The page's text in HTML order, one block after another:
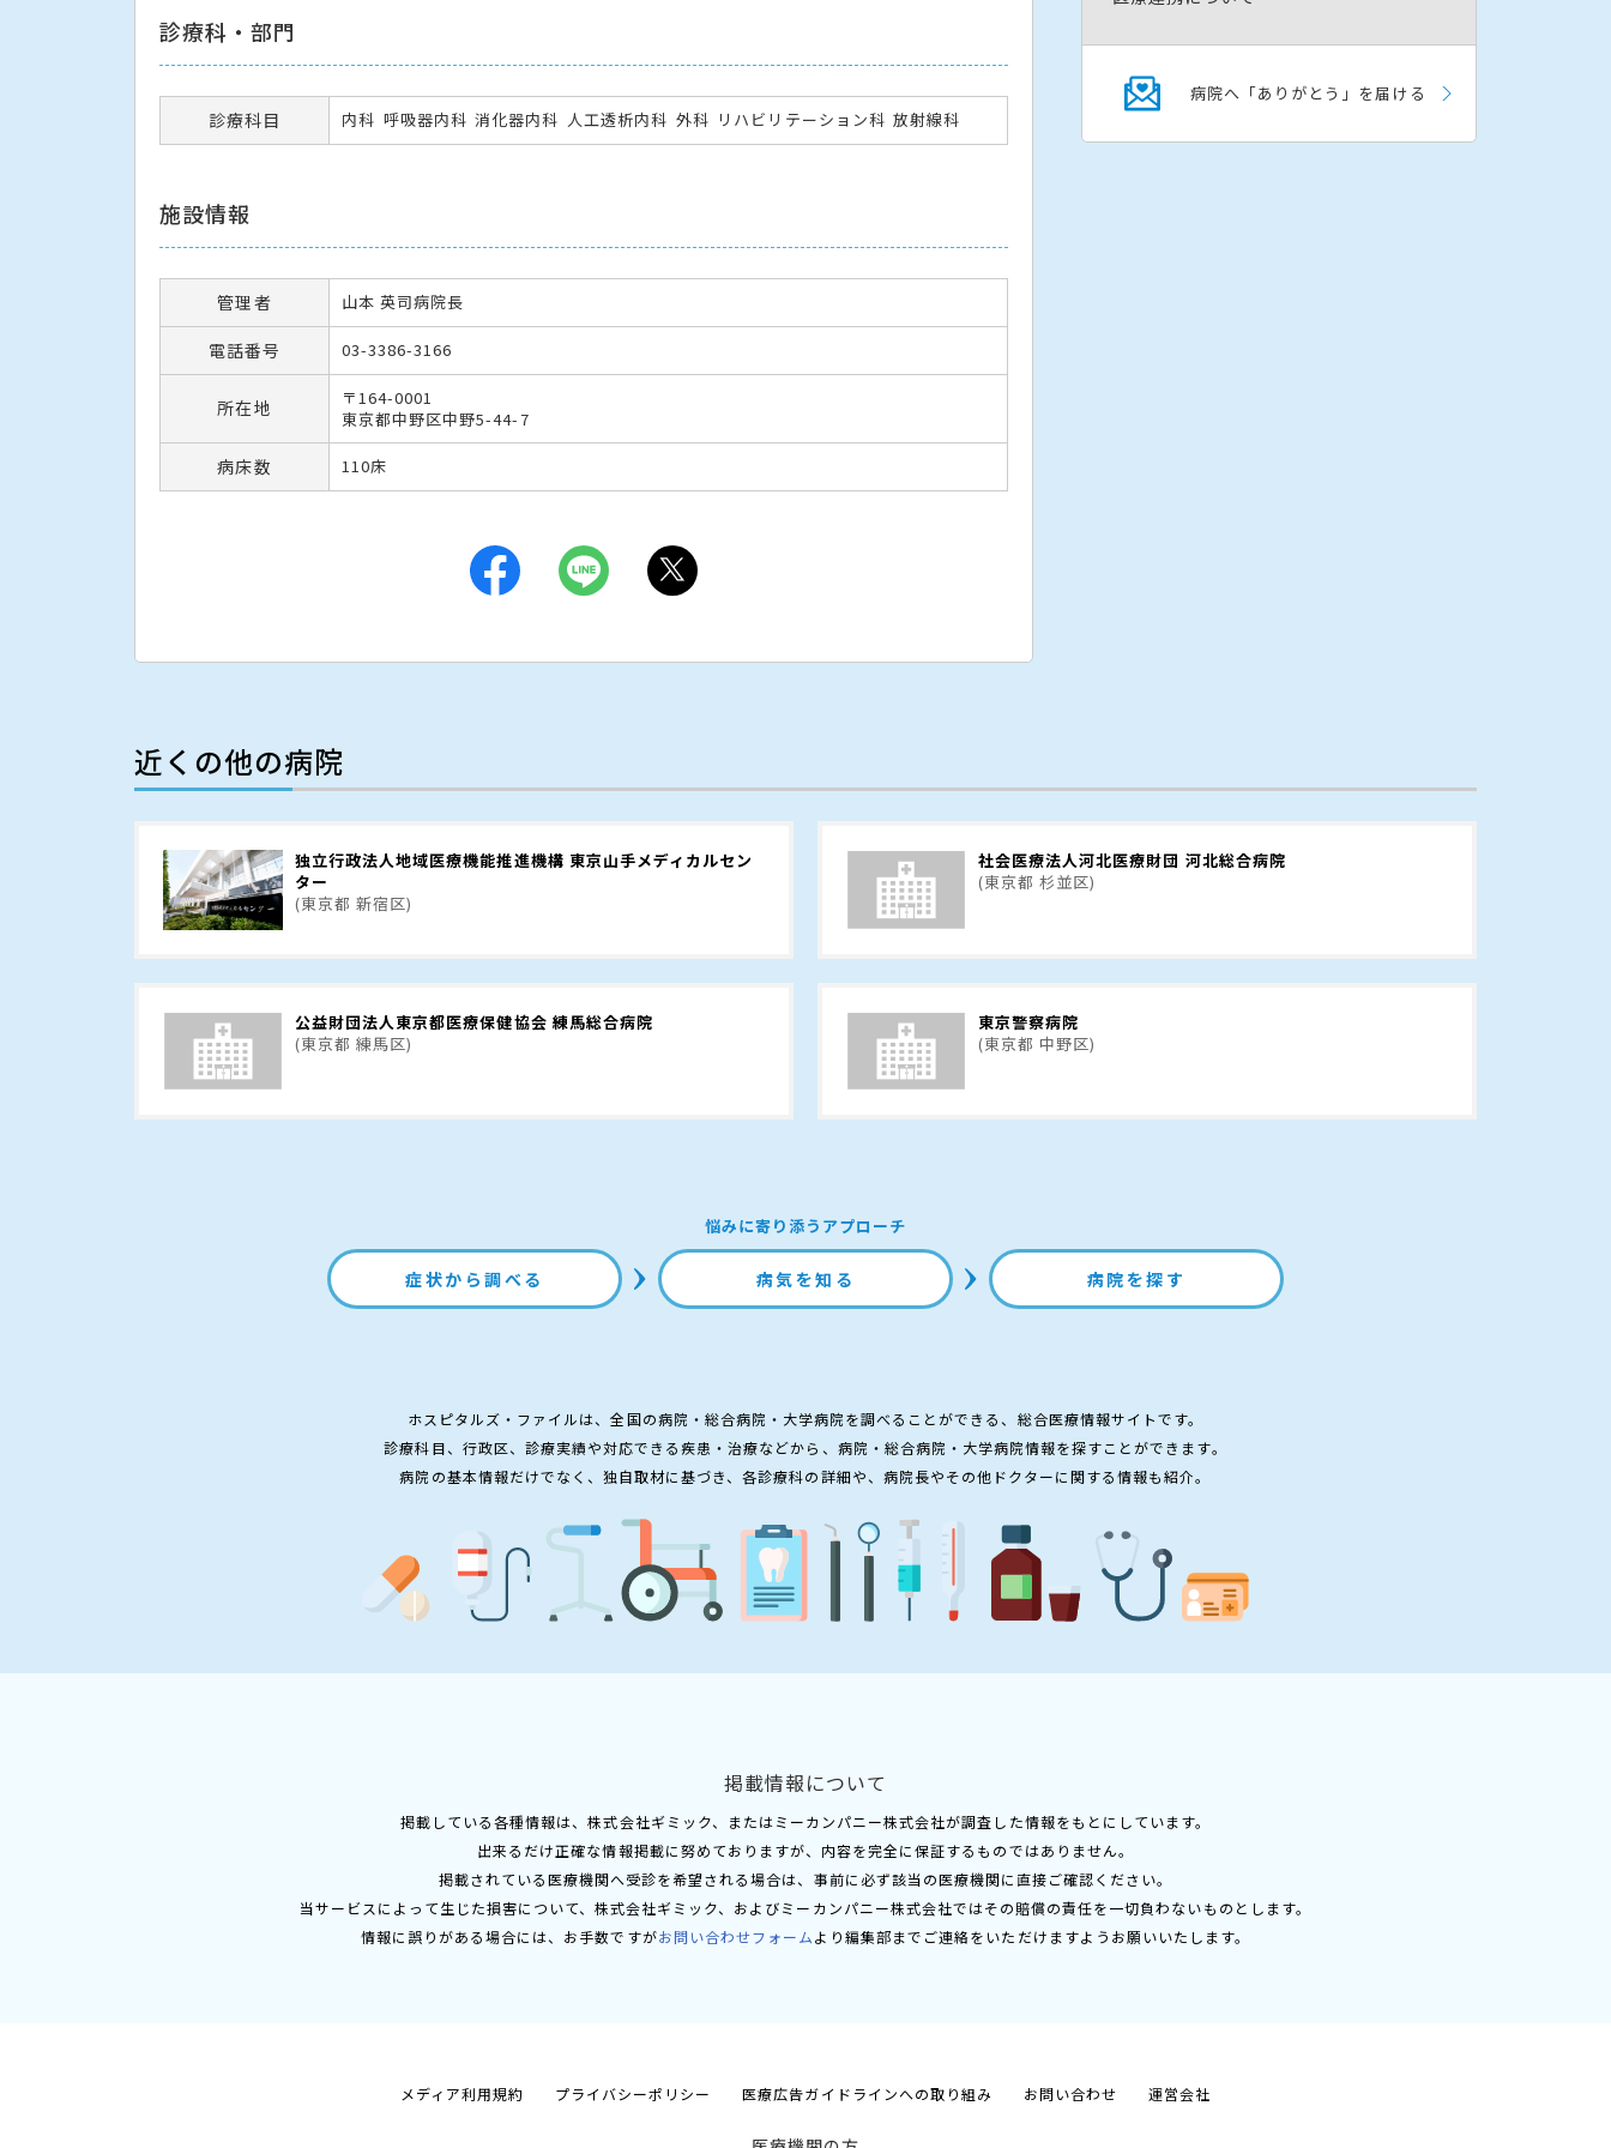
診療科・部門
診療科目 内科 呼吸器内科 消化器内科 人工透析内科 外科 リハビリテーション科 放射線科
施設情報
管理者 山本 英司病院長
電話番号 03-3386-3166
所在地
〒164-0001
東京都中野区中野5-44-7
病床数 110床
病院へ「ありがとう」を届ける
近くの他の病院
独立行政法人地域医療機能推進機構 東京山手メディカルセン
ター
(東京都 新宿区)
社会医療法人河北医療財団 河北総合病院
(東京都 杉並区)
公益財団法人東京都医療保健協会 練馬総合病院
(東京都 練馬区)
東京警察病院
(東京都 中野区)
悩みに寄り添うアプローチ
症状から調べる 病気を知る 病院を探す
ホスピタルズ・ファイルは、全国の病院・総合病院・大学病院を調べることができる、総合医療情報サイトです。
診療科目、行政区、診療実績や対応できる疾患・治療などから、病院・総合病院・大学病院情報を探すことができます。
病院の基本情報だけでなく、独自取材に基づき、各診療科の詳細や、病院長やその他ドクターに関する情報も紹介。
掲載情報について
掲載している各種情報は、株式会社ギミック、またはミーカンパニー株式会社が調査した情報をもとにしています。
出来るだけ正確な情報掲載に努めておりますが、内容を完全に保証するものではありません。
掲載されている医療機関へ受診を希望される場合は、事前に必ず該当の医療機関に直接ご確認ください。
当サービスによって生じた損害について、株式会社ギミック、およびミーカンパニー株式会社ではその賠償の責任を一切負わないものとします。
情報に誤りがある場合には、お手数ですがお問い合わせフォームより編集部までご連絡をいただけますようお願いいたします。
メディア利用規約 プライバシーポリシー 医療広告ガイドラインへの取り組み お問い合わせ 運営会社